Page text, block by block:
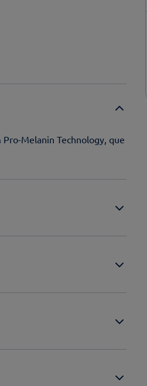
Melanin Technology, que